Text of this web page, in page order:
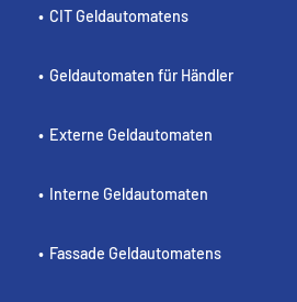
CIT Geldautomatens
Geldautomaten für Händler
Externe Geldautomaten
Interne Geldautomaten
Fassade Geldautomatens